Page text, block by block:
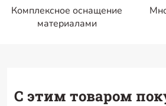
Комплексное оснащение
материалами
С этим товаром